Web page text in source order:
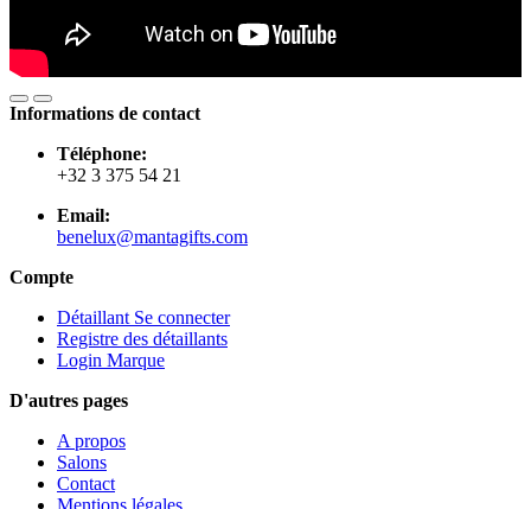
Informations de contact
Téléphone:
+32 3 375 54 21
Email:
benelux@mantagifts.com
Compte
Détaillant Se connecter
Registre des détaillants
Login Marque
D'autres pages
A propos
Salons
Contact
Mentions légales